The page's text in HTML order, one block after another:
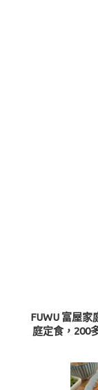
FUWU 富屋
庭定食，200